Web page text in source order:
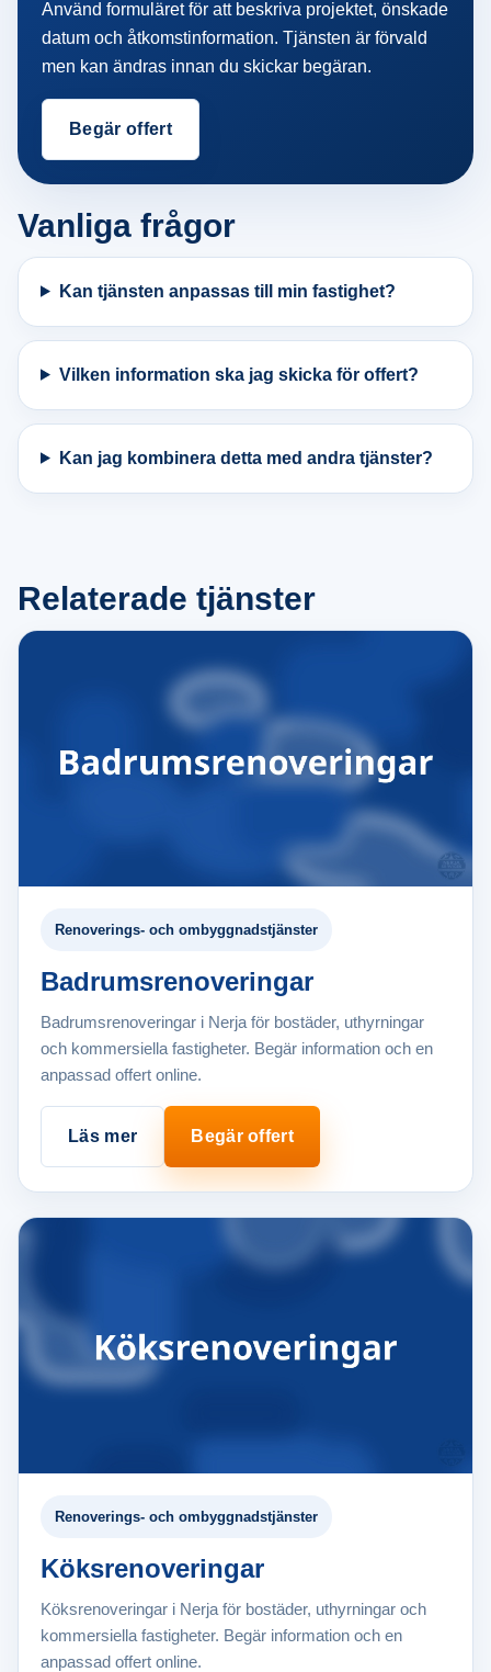
Använd formuläret för att beskriva projektet, önskade
datum och åtkomstinformation. Tjänsten är förvald
men kan ändras innan du skickar begäran.
Begär offert
Vanliga frågor
Kan tjänsten anpassas till min fastighet?
Vilken information ska jag skicka för offert?
Kan jag kombinera detta med andra tjänster?
Relaterade tjänster
Renoverings- och ombyggnadstjänster
Badrumsrenoveringar
Badrumsrenoveringar i Nerja för bostäder, uthyrningar
och kommersiella fastigheter. Begär information och en
anpassad offert online.
Läs mer Begär offert
Renoverings- och ombyggnadstjänster
Köksrenoveringar
Köksrenoveringar i Nerja för bostäder, uthyrningar och
kommersiella fastigheter. Begär information och en
anpassad offert online.